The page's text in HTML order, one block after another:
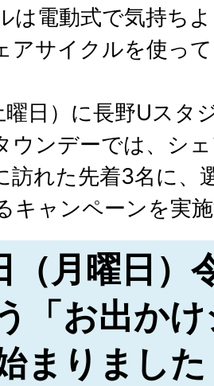
は電動式で気持ち
アサイクルを使っ
日）に長野Uスタ
ウンデーでは、シ
訪れた先着3名に、
キャンペーンを実
（月曜日）
「お出か
まりました